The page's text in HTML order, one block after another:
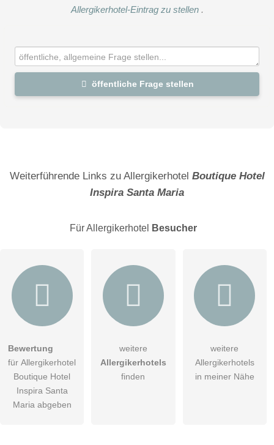
Allergikerhotel-Eintrag zu stellen .
öffentliche Frage stellen
DieDatenschutzerklärunghabe ich zur Kenntnis genommen.
öffentliche Frage stellen
Weiterführende Links zu Allergikerhotel Boutique Hotel
Inspira Santa Maria
Für Allergikerhotel Besucher
Bewertung
für Allergikerhotel
Boutique Hotel
Inspira Santa
Maria abgeben
weitere
Allergikerhotels
finden
weitere
Allergikerhotels
in meiner Nähe